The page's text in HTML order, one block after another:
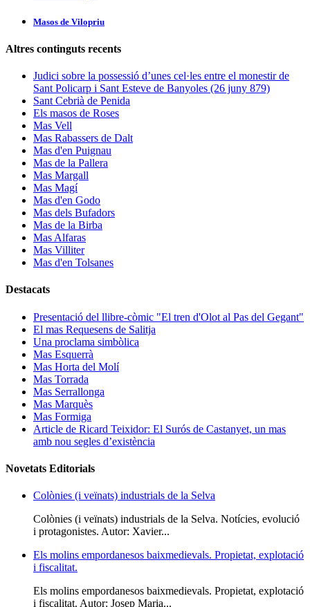
Masos de Vilopriu
Altres continguts recents
Judici sobre la possessió d’unes cel·les entre el monestir de
Sant Policarp i Sant Esteve de Banyoles (26 juny 879)
Sant Cebrià de Penida
Els masos de Roses
Mas Vell
Mas Rabassers de Dalt
Mas d'en Puignau
Mas de la Pallera
Mas Margall
Mas Magí
Mas d'en Godo
Mas dels Bufadors
Mas de la Birba
Mas Alfaras
Mas Villiter
Mas d'en Tolsanes
Destacats
Presentació del llibre-còmic "El tren d'Olot al Pas del Gegant"
El mas Requesens de Salitja
Una proclama simbòlica
Mas Esquerrà
Mas Horta del Molí
Mas Torrada
Mas Serrallonga
Mas Marquès
Mas Formiga
Article de Ricard Teixidor: El Surós de Castanyet, un mas
amb nou segles d’existència
Novetats Editorials
Colònies (i veïnats) industrials de la Selva
Colònies (i veïnats) industrials de la Selva. Notícies, evolució
i protagonistes. Autor: Xavier...
Els molins empordanesos baixmedievals. Propietat, explotació
i fiscalitat.
Els molins empordanesos baixmedievals. Propietat, explotació
i fiscalitat. Autor: Josep Maria...